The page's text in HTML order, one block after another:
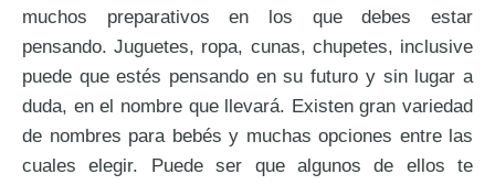
muchos preparativos en los que debes estar
pensando. Juguetes, ropa, cunas, chupetes, inclusive
puede que estés pensando en su futuro y sin lugar a
duda, en el nombre que llevará. Existen gran variedad
de nombres para bebés y muchas opciones entre las
cuales elegir. Puede ser que algunos de ellos te